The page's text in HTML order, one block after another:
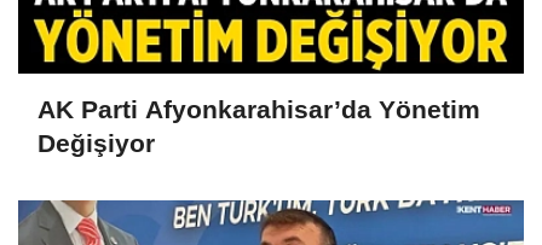
AK Parti Afyonkarahisar’da Yönetim
Değişiyor